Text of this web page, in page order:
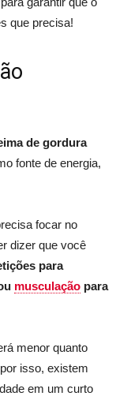
que precisa!
de gordura
fonte de energia,
focar no
dizer que você
para
musculação para
menor quanto
isso, existem
em um curto